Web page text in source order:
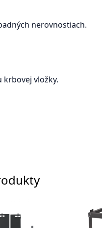
nerovnostiach.
krbovej vložky.